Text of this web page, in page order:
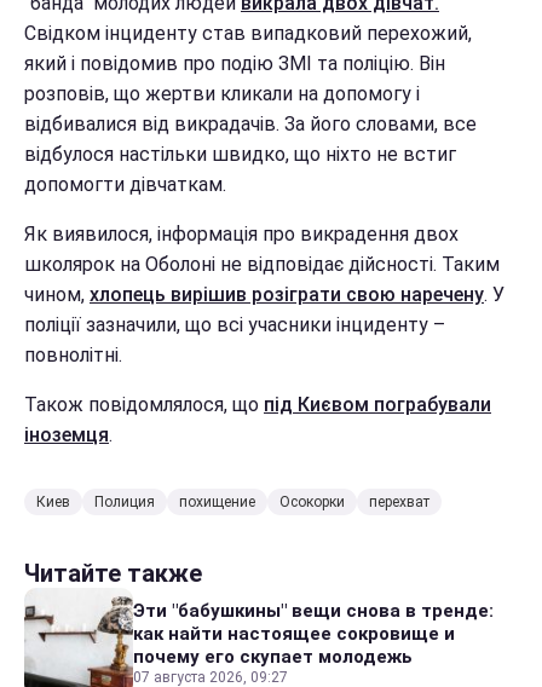
Свідком інциденту став випадковий перехожий,
який і повідомив про подію ЗМІ та поліцію. Він
розповів, що жертви кликали на допомогу і
відбивалися від викрадачів. За його словами, все
відбулося настільки швидко, що ніхто не встиг
допомогти дівчаткам.
Як виявилося, інформація про викрадення двох
школярок на Оболоні не відповідає дійсності. Таким
чином, хлопець вирішив розіграти свою наречену. У
поліції зазначили, що всі учасники інциденту –
повнолітні.
Також повідомлялося, що під Києвом пограбували
іноземця.
Киев Полиция похищение Осокорки перехват
Читайте также
Эти "бабушкины" вещи снова в тренде:
как найти настоящее сокровище и
почему его скупает молодежь
07 августа 2026, 09:27